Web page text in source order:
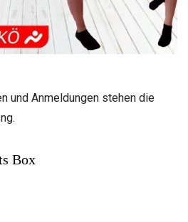
und Anmeldungen stehen die
Box